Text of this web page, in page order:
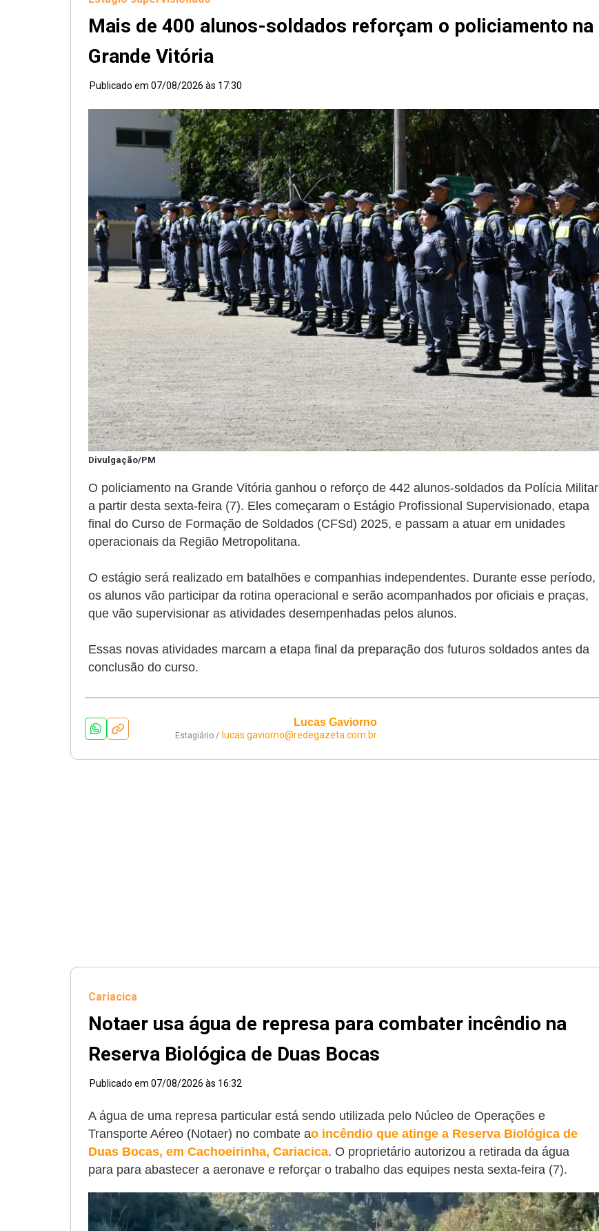
Mais de 400 alunos-soldados reforçam o policiamento na
Grande Vitória
Publicado em 07/08/2026 às 17:30
Divulgação/PM
O policiamento na Grande Vitória ganhou o reforço de 442 alunos-soldados da Polícia Militar
a partir desta sexta-feira (7). Eles começaram o Estágio Profissional Supervisionado, etapa
final do Curso de Formação de Soldados (CFSd) 2025, e passam a atuar em unidades
operacionais da Região Metropolitana.
O estágio será realizado em batalhões e companhias independentes. Durante esse período,
os alunos vão participar da rotina operacional e serão acompanhados por oficiais e praças,
que vão supervisionar as atividades desempenhadas pelos alunos.
Essas novas atividades marcam a etapa final da preparação dos futuros soldados antes da
conclusão do curso.
Lucas Gaviorno
Estagiário / lucas.gaviorno@redegazeta.com.br
Cariacica
Notaer usa água de represa para combater incêndio na
Reserva Biológica de Duas Bocas
Publicado em 07/08/2026 às 16:32
A água de uma represa particular está sendo utilizada pelo Núcleo de Operações e
Transporte Aéreo (Notaer) no combate ao incêndio que atinge a Reserva Biológica de
Duas Bocas, em Cachoeirinha, Cariacica. O proprietário autorizou a retirada da água
para para abastecer a aeronave e reforçar o trabalho das equipes nesta sexta-feira (7).